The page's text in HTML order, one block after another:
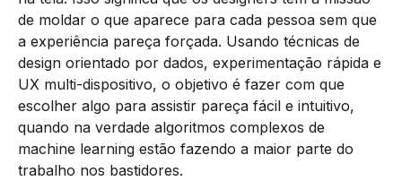
de moldar o que aparece para cada pessoa sem que
a experiência pareça forçada. Usando técnicas de
design orientado por dados, experimentação rápida e
UX multi-dispositivo, o objetivo é fazer com que
escolher algo para assistir pareça fácil e intuitivo,
quando na verdade algoritmos complexos de
machine learning estão fazendo a maior parte do
trabalho nos bastidores.